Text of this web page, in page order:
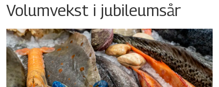
Volumvekst i jubileumsår